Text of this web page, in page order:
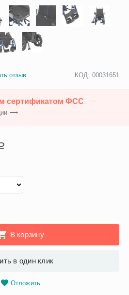
отзыв КОД: 00031651
сертификатом ФСС
В корзину
в один клик
Отложить